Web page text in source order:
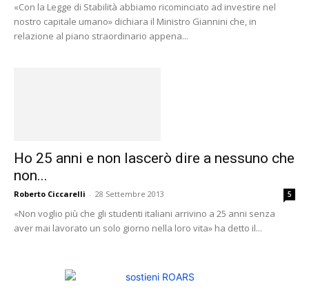
«Con la Legge di Stabilità abbiamo ricominciato ad investire nel
nostro capitale umano» dichiara il Ministro Giannini che, in
relazione al piano straordinario appena...
Ho 25 anni e non lascerò dire a nessuno che
non...
Roberto Ciccarelli - 28 Settembre 2013 5
«Non voglio più che gli studenti italiani arrivino a 25 anni senza
aver mai lavorato un solo giorno nella loro vita» ha detto il...